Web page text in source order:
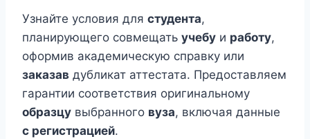
Узнайте условия для студента,
планирующего совмещать учебу и работу,
оформив академическую справку или
заказав дубликат аттестата. Предоставляем
гарантии соответствия оригинальному
образцу выбранного вуза, включая данные
с регистрацией.